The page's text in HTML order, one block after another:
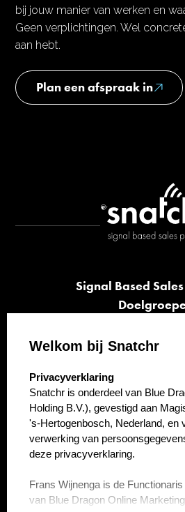
bij jouw manier van werken en
Geen verplichtingen. Wel
aan hebt.
Plan een afspraak in
Signal Based
Opvolging
Over ons
Contact
Welkom bij Snatchr
select language
Privacyverklaring
Snatchr is onderdeel van Blue
Holding B.V.), gevestigd aan
's-Hertogenbosch, Nederland, en
verwerking van
deze privacyverklaring.
Frans Wijnenga is de
van Blue Dragon Online